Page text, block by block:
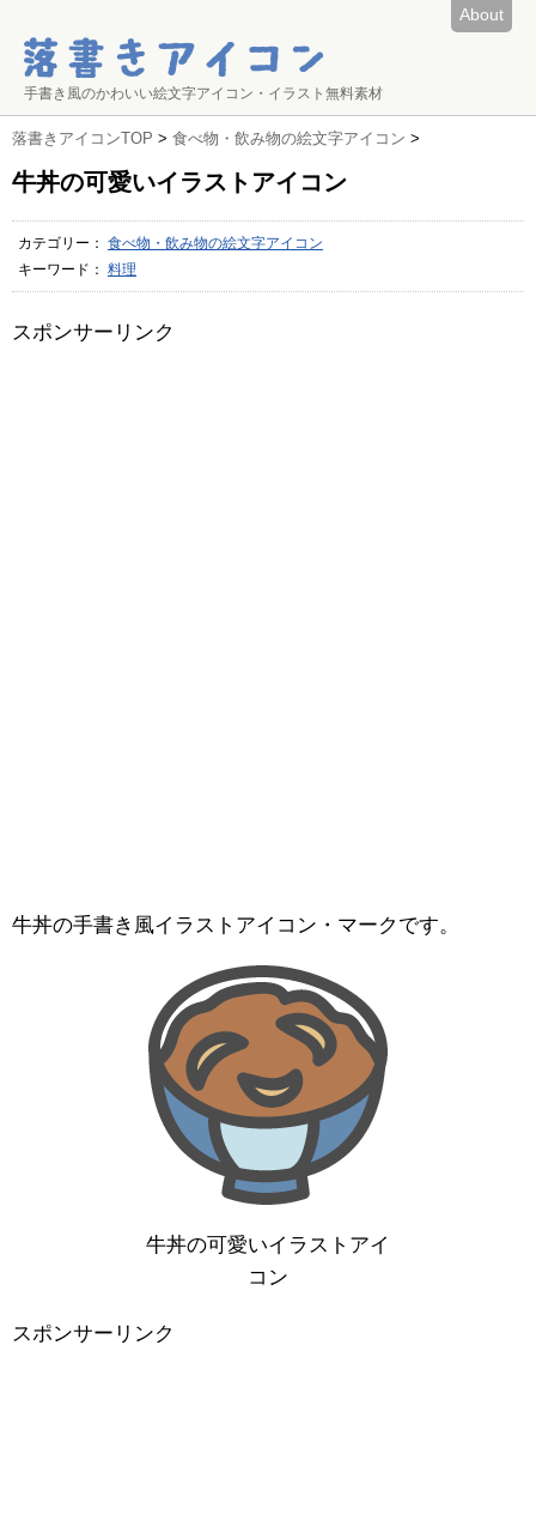
About
手書き風のかわいい絵文字アイコン・イラスト無料素材
落書きアイコンTOP > 食べ物・飲み物の絵文字アイコン >
牛丼の可愛いイラストアイコン
カテゴリー： 食べ物・飲み物の絵文字アイコン
キーワード： 料理
スポンサーリンク
牛丼の手書き風イラストアイコン・マークです。
牛丼の可愛いイラストアイ
コン
スポンサーリンク